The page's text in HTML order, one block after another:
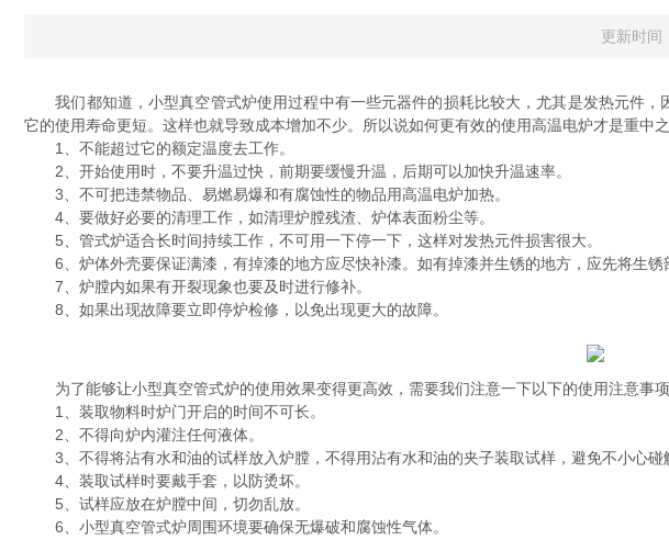
更新时
我们都知道，小型真空管式炉使用过程中有一些元器件的损耗比较大，尤其是发热元件，
它的使用寿命更短。这样也就导致成本增加不少。所以说如何更有效的使用高温电炉才是重中
1、不能超过它的额定温度去工作。
2、开始使用时，不要升温过快，前期要缓慢升温，后期可以加快升温速率。
3、不可把违禁物品、易燃易爆和有腐蚀性的物品用高温电炉加热。
4、要做好必要的清理工作，如清理炉膛残渣、炉体表面粉尘等。
5、管式炉适合长时间持续工作，不可用一下停一下，这样对发热元件损害很大。
6、炉体外壳要保证满漆，有掉漆的地方应尽快补漆。如有掉漆并生锈的地方，应先将生锈
7、炉膛内如果有开裂现象也要及时进行修补。
8、如果出现故障要立即停炉检修，以免出现更大的故障。
为了能够让小型真空管式炉的使用效果变得更高效，需要我们注意一下以下的使用注意事项
1、装取物料时炉门开启的时间不可长。
2、不得向炉内灌注任何液体。
3、不得将沾有水和油的试样放入炉膛，不得用沾有水和油的夹子装取试样，避免不小心碰
4、装取试样时要戴手套，以防烫坏。
5、试样应放在炉膛中间，切勿乱放。
6、小型真空管式炉周围环境要确保无爆破和腐蚀性气体。